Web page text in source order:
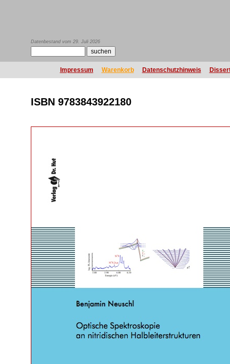
Datenbestand vom 29. Juli 2026
Impressum Warenkorb Datenschutzhinweis
ISBN 9783843922180